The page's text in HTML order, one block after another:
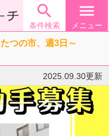

条件検索
menu
メニュー
つの市、週3日～
2025.09.30更新